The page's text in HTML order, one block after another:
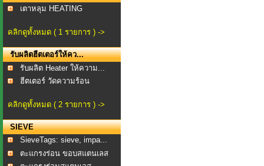
เตาหลุม HEATING
คลิกดูทั้งหมด ( 1 รายการ ) ->
รับผลิตฮีตเตอร์ให้คว...
รับผลิต Heater ให้ความ...
ฮีตเตอร์ วัดความร้อน
คลิกดูทั้งหมด ( 2 รายการ ) ->
SIEVE
SieveTags: sieve, impa...
ตะแกรงร่อน ขอบสแตนเลส
...